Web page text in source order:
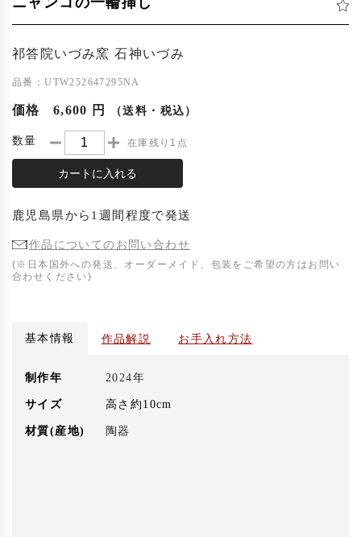
祁答院いづみ窯 石神いづみ
品番：UTW252647295NA
価格 6,600 円 （送料・税込）
数量 在庫残り1点
カートに入れる
鹿児島県から 1週間程度で発送
作品についてのお問い合わせ
(※日本国外への発送、オーダーメイド、包装をご希望の方はお問い
合わせください)
基本情報 作品解説 お手入れ方法
制作年 2024年
サイズ 高さ約10cm
材質(産地) 陶器